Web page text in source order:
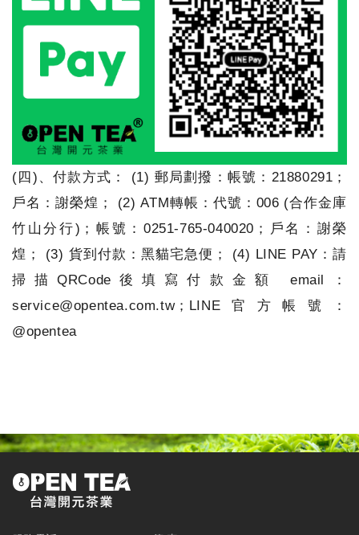
(四)、付款方式： (1) 郵局劃撥：帳號：21880291；
戶名：謝榮煌； (2) ATM轉帳：代號：006 (合作金庫
竹山分行)；帳號：0251-765-040020；戶名：謝榮
煌； (3) 貨到付款：黑貓宅急便； (4) LINE PAY：請
掃描QRCode後填寫付款金額 email：
service@opentea.com.tw；LINE官方帳號：
@opentea